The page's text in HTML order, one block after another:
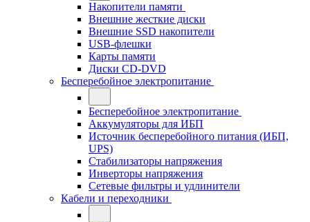
Накопители памяти
Внешние жесткие диски
Внешние SSD накопители
USB-флешки
Карты памяти
Диски CD-DVD
Бесперебойное электропитание
Бесперебойное электропитание
Аккумуляторы для ИБП
Источник бесперебойного питания (ИБП,
UPS)
Стабилизаторы напряжения
Инверторы напряжения
Сетевые фильтры и удлинители
Кабели и переходники